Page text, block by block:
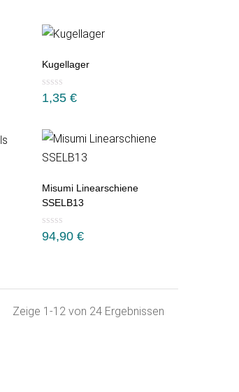
Kugellager
1,35 €
Misumi Linearschiene
SSELB13
94,90 €
Zeige 1-12 von 24 Ergebnissen